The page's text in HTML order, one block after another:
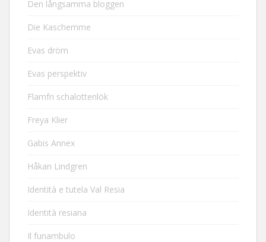
Den långsamma bloggen
Die Kaschemme
Evas dröm
Evas perspektiv
Flarnfri schalottenlök
Freya Klier
Gabis Annex
Håkan Lindgren
Identità e tutela Val Resia
Identità resiana
Il funambulo